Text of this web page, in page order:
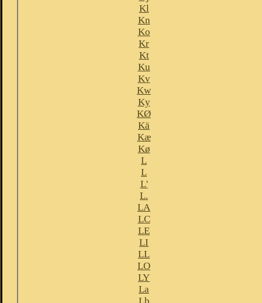
Kl
Kn
Ko
Kr
Kt
Ku
Kv
Kw
Ky
KØ
Kä
Kæ
Kø
L
L
L'
L.
LA
LC
LE
LI
LL
LO
LY
La